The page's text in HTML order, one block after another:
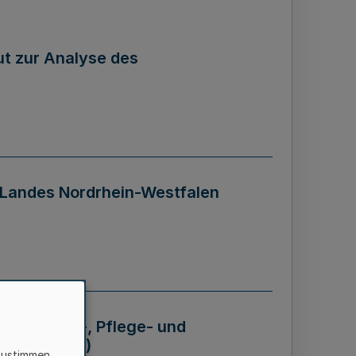
zur Analyse des
Nordrhein-Westfalen
, Pflege- und
NRW)